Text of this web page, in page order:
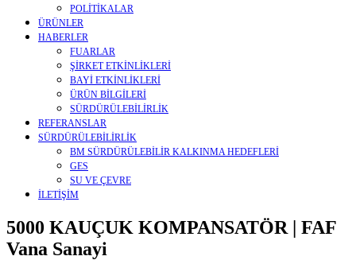
POLİTİKALAR
ÜRÜNLER
HABERLER
FUARLAR
ŞİRKET ETKİNLİKLERİ
BAYİ ETKİNLİKLERİ
ÜRÜN BİLGİLERİ
SÜRDÜRÜLEBİLİRLİK
REFERANSLAR
SÜRDÜRÜLEBİLİRLİK
BM SÜRDÜRÜLEBİLİR KALKINMA HEDEFLERİ
GES
SU VE ÇEVRE
İLETİŞİM
5000 KAUÇUK KOMPANSATÖR | FAF
Vana Sanayi